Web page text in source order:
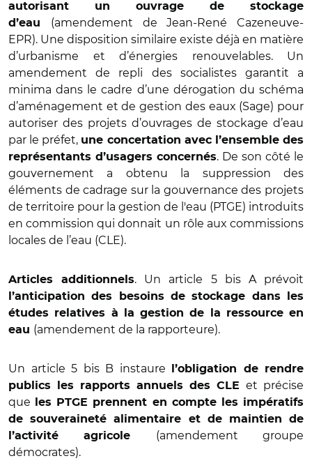
autorisant un ouvrage de stockage
d’eau (amendement de Jean-René Cazeneuve-
EPR). Une disposition similaire existe déjà en matière
d’urbanisme et d’énergies renouvelables. Un
amendement de repli des socialistes garantit a
minima dans le cadre d’une dérogation du schéma
d’aménagement et de gestion des eaux (Sage) pour
autoriser des projets d’ouvrages de stockage d’eau
par le préfet, une concertation avec l’ensemble des
représentants d’usagers concernés. De son côté le
gouvernement a obtenu la suppression des
éléments de cadrage sur la gouvernance des projets
de territoire pour la gestion de l'eau (PTGE) introduits
en commission qui donnait un rôle aux commissions
locales de l’eau (CLE).
Articles additionnels. Un article 5 bis A prévoit
l’anticipation des besoins de stockage dans les
études relatives à la gestion de la ressource en
eau (amendement de la rapporteure).
Un article 5 bis B instaure
l’obligation de rendre
publics les rapports annuels des CLE et précise
que
les PTGE prennent en compte les impératifs
de souveraineté alimentaire et de maintien de
l’activité agricole (amendement groupe
démocrates).